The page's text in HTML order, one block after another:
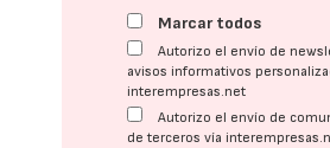
Marcar todos
Autorizo el envío de
avisos informativos
interempresas.net
Autorizo el envío de
de terceros vía